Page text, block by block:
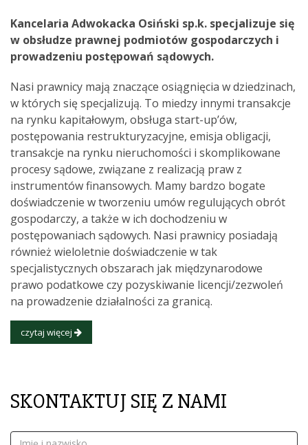
Kancelaria Adwokacka Osiński sp.k. specjalizuje się
w obsłudze prawnej podmiotów gospodarczych i
prowadzeniu postępowań sądowych.
Nasi prawnicy mają znaczące osiągnięcia w dziedzinach,
w których się specjalizują. To miedzy innymi transakcje
na rynku kapitałowym, obsługa start-up’ów,
postępowania restrukturyzacyjne, emisja obligacji,
transakcje na rynku nieruchomości i skomplikowane
procesy sądowe, związane z realizacją praw z
instrumentów finansowych. Mamy bardzo bogate
doświadczenie w tworzeniu umów regulujących obrót
gospodarczy, a także w ich dochodzeniu w
postępowaniach sądowych. Nasi prawnicy posiadają
również wieloletnie doświadczenie w tak
specjalistycznych obszarach jak międzynarodowe
prawo podatkowe czy pozyskiwanie licencji/zezwoleń
na prowadzenie działalności za granicą.
czytaj więcej
SKONTAKTUJ SIĘ Z NAMI
Imię